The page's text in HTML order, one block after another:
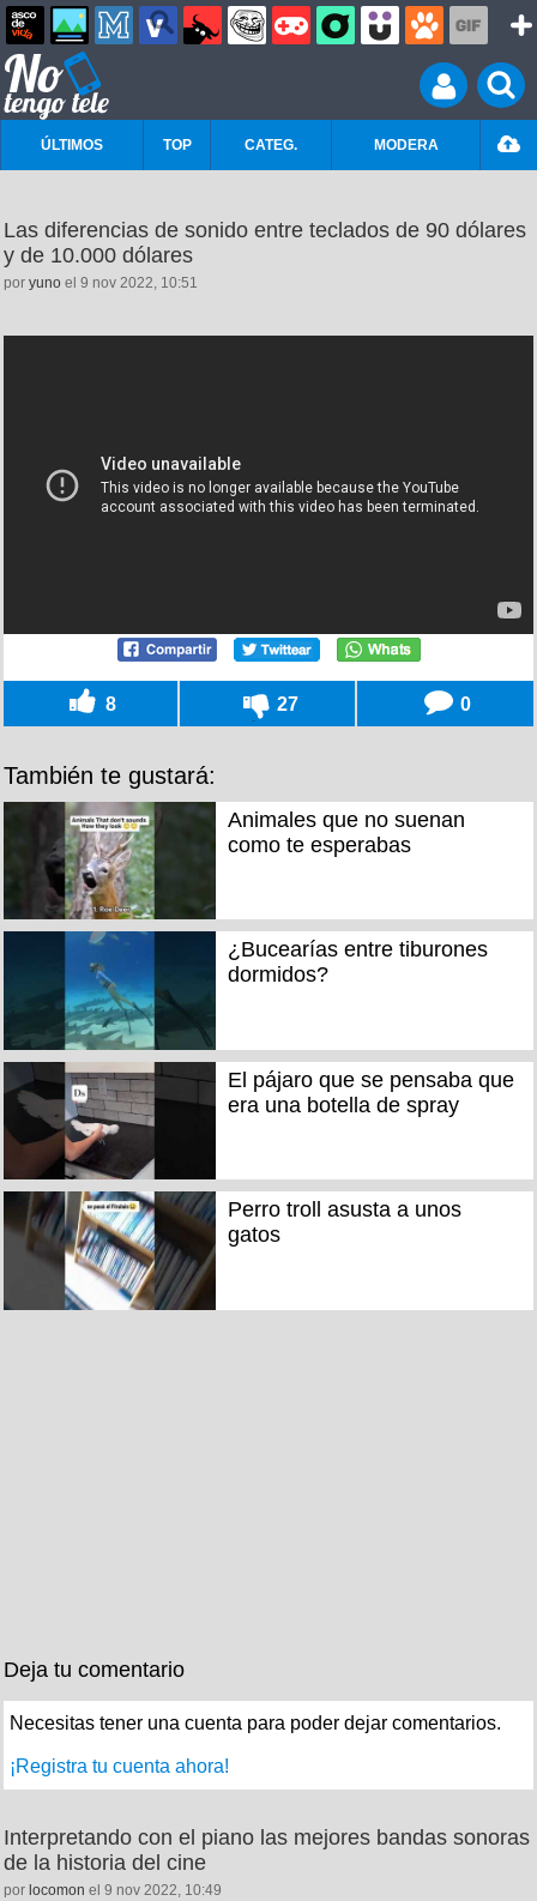
ÚLTIMOS TOP CATEG. MODERA
Las diferencias de sonido entre teclados de 90 dólares
y de 10.000 dólares
por yuno el 9 nov 2022, 10:51
8 27 0
También te gustará:
Animales que no suenan
como te esperabas
¿Bucearías entre tiburones
dormidos?
El pájaro que se pensaba que
era una botella de spray
Perro troll asusta a unos
gatos
Deja tu comentario
Necesitas tener una cuenta para poder dejar comentarios.
¡Registra tu cuenta ahora!
Interpretando con el piano las mejores bandas sonoras
de la historia del cine
por locomon el 9 nov 2022, 10:49